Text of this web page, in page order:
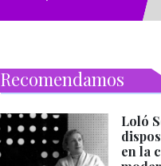
Recomendamos
Loló
en la